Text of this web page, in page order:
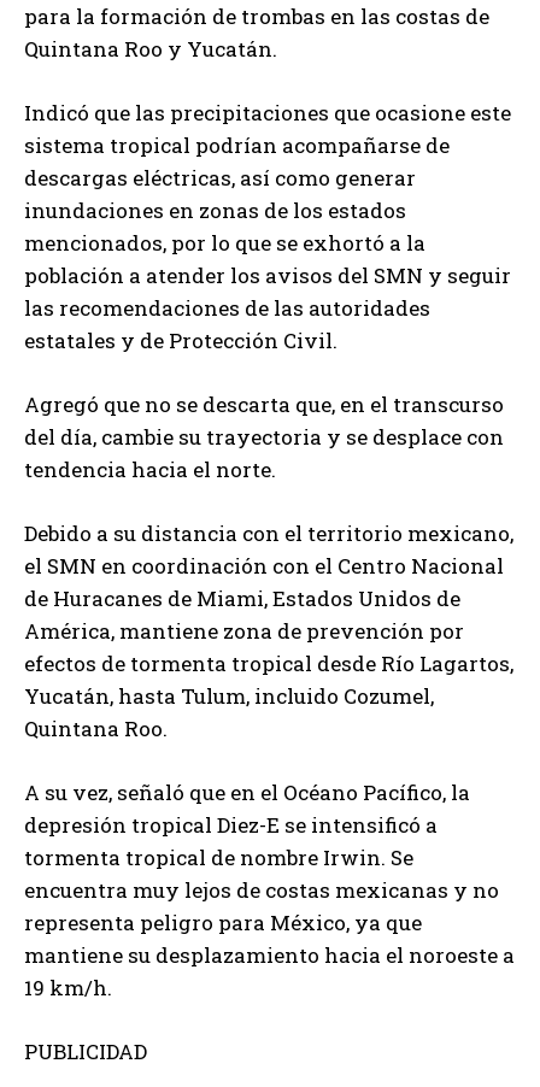
para la formación de trombas en las costas de
Quintana Roo y Yucatán.
Indicó que las precipitaciones que ocasione este
sistema tropical podrían acompañarse de
descargas eléctricas, así como generar
inundaciones en zonas de los estados
mencionados, por lo que se exhortó a la
población a atender los avisos del SMN y seguir
las recomendaciones de las autoridades
estatales y de Protección Civil.
Agregó que no se descarta que, en el transcurso
del día, cambie su trayectoria y se desplace con
tendencia hacia el norte.
Debido a su distancia con el territorio mexicano,
el SMN en coordinación con el Centro Nacional
de Huracanes de Miami, Estados Unidos de
América, mantiene zona de prevención por
efectos de tormenta tropical desde Río Lagartos,
Yucatán, hasta Tulum, incluido Cozumel,
Quintana Roo.
A su vez, señaló que en el Océano Pacífico, la
depresión tropical Diez-E se intensificó a
tormenta tropical de nombre Irwin. Se
encuentra muy lejos de costas mexicanas y no
representa peligro para México, ya que
mantiene su desplazamiento hacia el noroeste a
19 km/h.
PUBLICIDAD